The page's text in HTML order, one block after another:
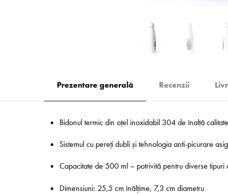
Prezentare generală Recenzii
Bidonul termic din oțel inoxidabil 304 de înaltă
Sistemul cu pereți dubli și tehnologia anti-picurare
Capacitate de 500 ml – potrivită pentru diverse
Dimensiuni: 25,5 cm înălțime, 7,3 cm diametru